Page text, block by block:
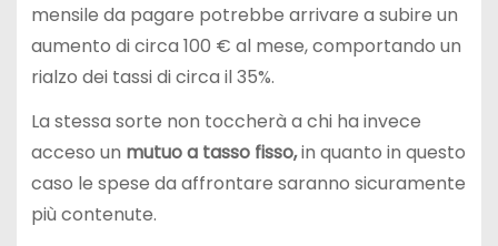
mensile da pagare potrebbe arrivare a subire un
aumento di circa 100 € al mese, comportando un
rialzo dei tassi di circa il 35%.
La stessa sorte non toccherà a chi ha invece
acceso un mutuo a tasso fisso,in quanto in questo
caso le spese da affrontare saranno sicuramente
più contenute.